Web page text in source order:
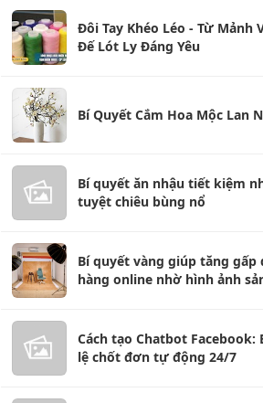
Đôi Tay Khéo Léo - Từ Mảnh
Đế Lót Ly Đáng Yêu
Bí Quyết Cắm Hoa Mộc Lan
Bí quyết ăn nhậu tiết kiệm
tuyệt chiêu bùng nổ
Bí quyết vàng giúp tăng gấp
hàng online nhờ hình ảnh
Cách tạo Chatbot
lệ chốt đơn tự động 24/7